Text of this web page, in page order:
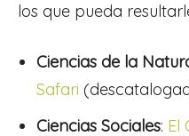
los que pueda
Ciencias de la
Safari
Ciencias Sociales: El